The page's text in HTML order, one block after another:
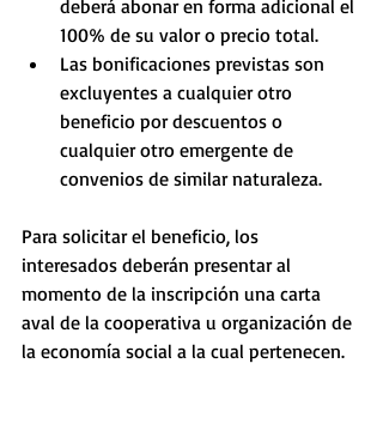
deberá abonar en forma adicional el
100% de su valor o precio total.
Las bonificaciones previstas son
excluyentes a cualquier otro
beneficio por descuentos o
cualquier otro emergente de
convenios de similar naturaleza.
Para solicitar el beneficio, los
interesados deberán presentar al
momento de la inscripción una carta
aval de la cooperativa u organización de
la economía social a la cual pertenecen.